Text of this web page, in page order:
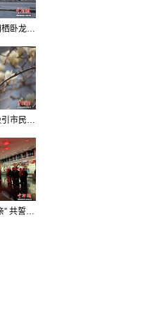
辽宁沈阳：万羽归栖卧龙湖看群鸟齐飞
沈阳玉兰花盛开吸引市民打卡
海外台胞赴辽“走亲” 共誓“和平初心”